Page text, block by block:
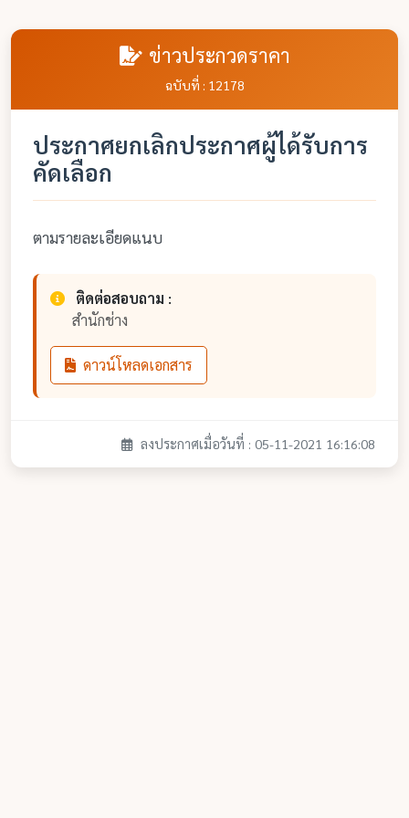
ข่าวประกวดราคา
ฉบับที่ : 12178
ประกาศยกเลิกประกาศผู้ได้รับการ
คัดเลือก
ตามรายละเอียดแนบ
ติดต่อสอบถาม :
สำนักช่าง
ดาวน์โหลดเอกสาร
ลงประกาศเมื่อวันที่ : 05-11-2021 16:16:08